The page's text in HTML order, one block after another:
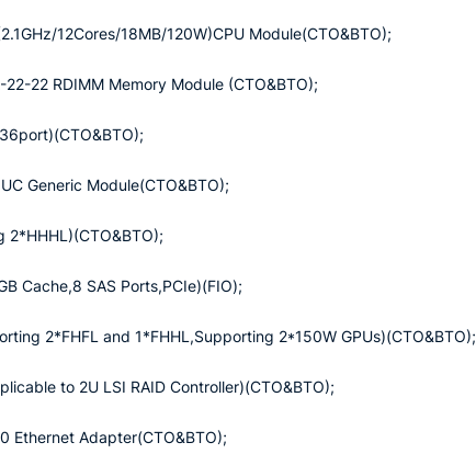
12Cores/18MB/120W)CPU Module(CTO&BTO);
22 RDIMM Memory Module (CTO&BTO);
Generic Module(CTO&BTO);
2*HHHL)(CTO&BTO);
Cache,8 SAS Ports,PCIe)(FIO);
2*FHFL and 1*FHHL,Supporting 2*150W GPUs)(CTO&BTO);
to 2U LSI RAID Controller)(CTO&BTO);
Ethernet Adapter(CTO&BTO);